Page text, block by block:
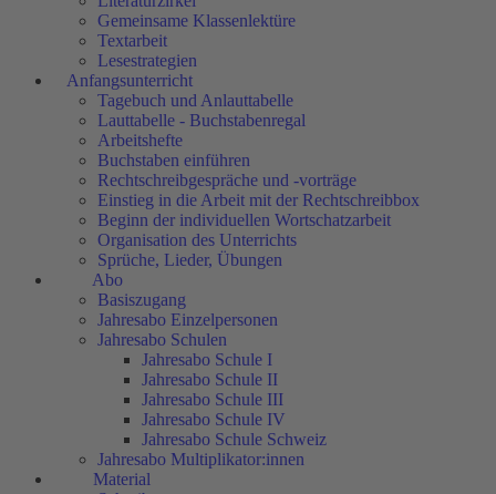
Gemeinsame Klassenlektüre
Textarbeit
Lesestrategien
Anfangsunterricht
Tagebuch und Anlauttabelle
Lauttabelle - Buchstabenregal
Arbeitshefte
Buchstaben einführen
Rechtschreibgespräche und -vorträge
Einstieg in die Arbeit mit der Rechtschreibbox
Beginn der individuellen Wortschatzarbeit
Organisation des Unterrichts
Sprüche, Lieder, Übungen
Abo
Basiszugang
Jahresabo Einzelpersonen
Jahresabo Schulen
Jahresabo Schule I
Jahresabo Schule II
Jahresabo Schule III
Jahresabo Schule IV
Jahresabo Schule Schweiz
Jahresabo Multiplikator:innen
Material